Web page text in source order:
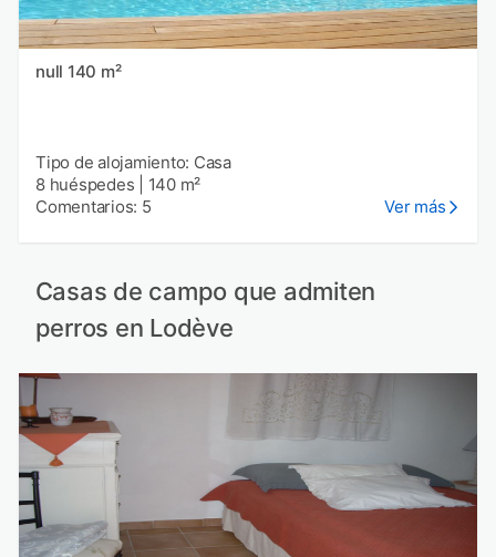
null 140 m²
Tipo de alojamiento: Casa
8 huéspedes
140 m²
Comentarios: 5
Ver más
Casas de campo que admiten
perros en Lodève